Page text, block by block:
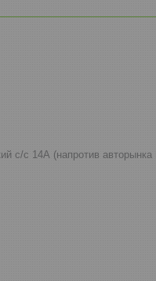
с/с 14А (напротив